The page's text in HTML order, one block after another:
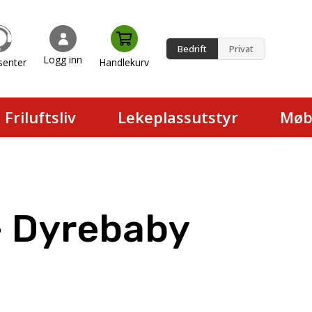
Logg inn Handlekurv
Bedrift Privat
Friluftsliv Lekeplassutstyr
Dyrebaby